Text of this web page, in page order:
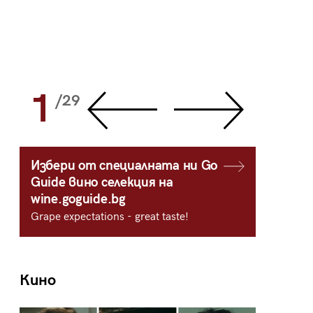
1 /29
Избери от специалната ни Go
Guide вино селекция на
wine.goguide.bg
Grape expectations - great taste!
Кино